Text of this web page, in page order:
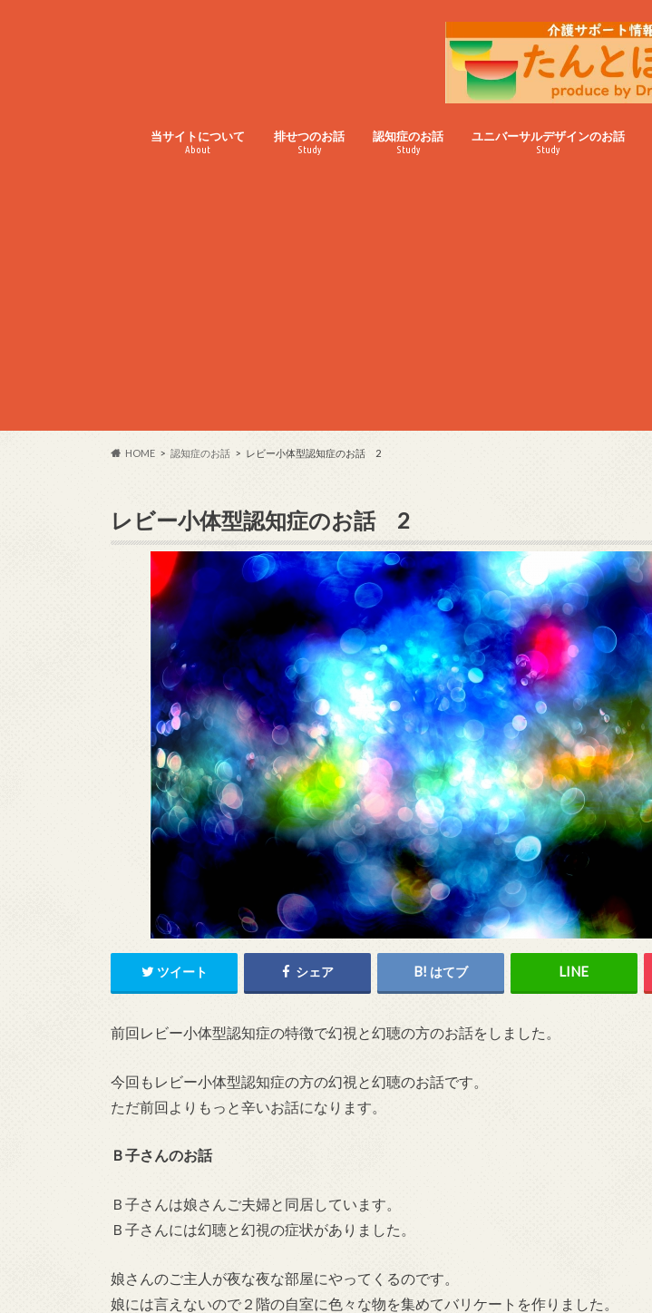
当サイトについて
About
排せつのお話
Study
認知症のお話
Study
ユニバーサルデザインのお話
Study
HOME 認知症のお話 レビー小体型認知症のお話 2
レビー小体型認知症のお話 2
ツイート シェア はてブ
前回レビー小体型認知症の特徴で幻視と幻聴の方のお話をしました。
今回もレビー小体型認知症の方の幻視と幻聴のお話です。
ただ前回よりもっと辛いお話になります。
Ｂ子さんのお話
Ｂ子さんは娘さんご夫婦と同居しています。
Ｂ子さんには幻聴と幻視の症状がありました。
娘さんのご主人が夜な夜な部屋にやってくるのです。
娘には言えないので２階の自室に色々な物を集めてバリケートを作りました。